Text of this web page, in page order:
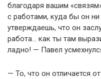
благодаря вашим
с работами, куда бы он
утверждаешь, что он
работа… как ты там
ладно! — Павел
— То, что он отличается